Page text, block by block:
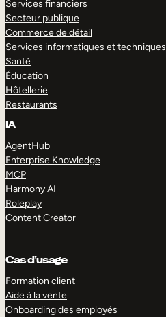
Services financiers
Secteur publique
Commerce de détail
Services informatiques et techniques
Santé
Éducation
Hôtellerie
Restaurants
IA
AgentHub
Enterprise Knowledge
MCP
Harmony AI
Roleplay
Content Creator
Cas d’usage
Formation client
Aide à la vente
Onboarding des employés